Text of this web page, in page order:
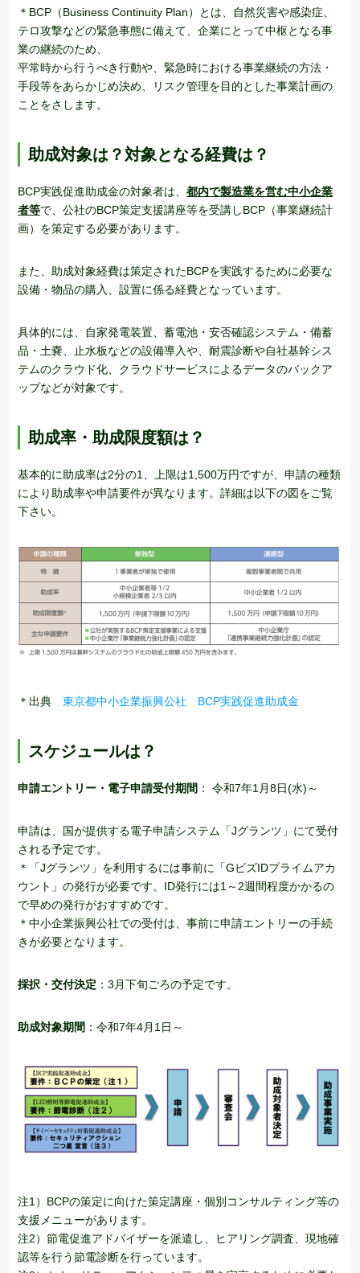
＊BCP（Business Continuity Plan）とは、自然災害や感染症、
テロ攻撃などの緊急事態に備えて、企業にとって中枢となる事
業の継続のため、
平常時から行うべき行動や、緊急時における事業継続の方法・
手段等をあらかじめ決め、リスク管理を目的とした事業計画の
ことをさします。
助成対象は？対象となる経費は？
BCP実践促進助成金の対象者は、 都内で製造業を営む中小企業
者等で、公社のBCP策定支援講座等を受講しBCP（事業継続計
画）を策定する必要があります。
また、助成対象経費は策定されたBCPを実践するために必要な
設備・物品の購入、設置に係る経費となっています。
具体的には、自家発電装置、蓄電池・安否確認システム・備蓄
品・土嚢、止水板などの設備導入や、耐震診断や自社基幹シス
テムのクラウド化、クラウドサービスによるデータのバックア
ップなどが対象です。
助成率・助成限度額は？
基本的に助成率は2分の1、上限は1,500万円ですが、申請の種類
により助成率や申請要件が異なります。詳細は以下の図をご覧
下さい。
＊出典 東京都中小企業振興公社 BCP実践促進助成金
スケジュールは？
申請エントリー・電子申請受付期間 ： 令和7年1月8日(水)～
申請は、国が提供する電子申請システム「Jグランツ」にて受付
される予定です。
＊「Jグランツ」を利用するには事前に「GビズIDプライムアカ
ウント」の発行が必要です。ID発行には1～2週間程度かかるの
で早めの発行がおすすめです。
＊中小企業振興公社での受付は、事前に申請エントリーの手続
きが必要となります。
採択・交付決定 ：3月下旬ごろの予定です。
助成対象期間 ：令和7年4月1日～
注1）BCPの策定に向けた策定講座・個別コンサルティング等の
支援メニューがあります。
注2）節電促進アドバイザーを派遣し、ヒアリング調査、現地確
認等を行う節電診断を行っています。